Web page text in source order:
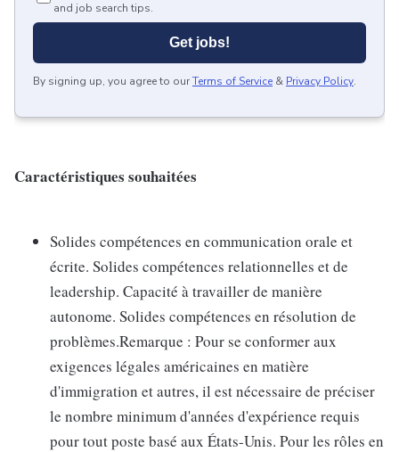
and job search tips.
Get jobs!
By signing up, you agree to ourTerms of Service & Privacy Policy.
Caractéristiques souhaitées
Solides compétences en communication orale et
écrite. Solides compétences relationnelles et de
leadership. Capacité à travailler de manière
autonome. Solides compétences en résolution de
problèmes.Remarque : Pour se conformer aux
exigences légales américaines en matière
d'immigration et autres, il est nécessaire de préciser
le nombre minimum d'années d'expérience requis
pour tout poste basé aux États-Unis. Pour les rôles en